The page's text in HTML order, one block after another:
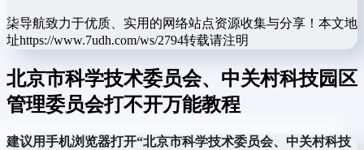
柒导航致力于优质、实用的网络站点资源收集与分享！ 本文地
址https://www.7udh.com/ws/2794转载请注明
北京市科学技术委员会、中关村科技园区
管理委员会打不开万能教程
建议用手机浏览器打开“北京市科学技术委员会、中关村科技